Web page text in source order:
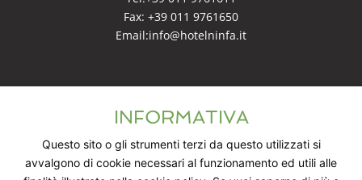
Fax: +39 011 9761650
Email:info@hotelninfa.it
SOCIAL NETWORK
INFORMATIVA
Questo sito o gli strumenti terzi da questo utilizzati si
avvalgono di cookie necessari al funzionamento ed utili alle